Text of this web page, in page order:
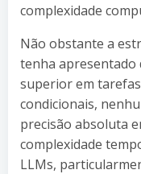
complexidade
Não obstante a
tenha apresentado
superior em
condicionais,
precisão absoluta
complexidade
LLMs,